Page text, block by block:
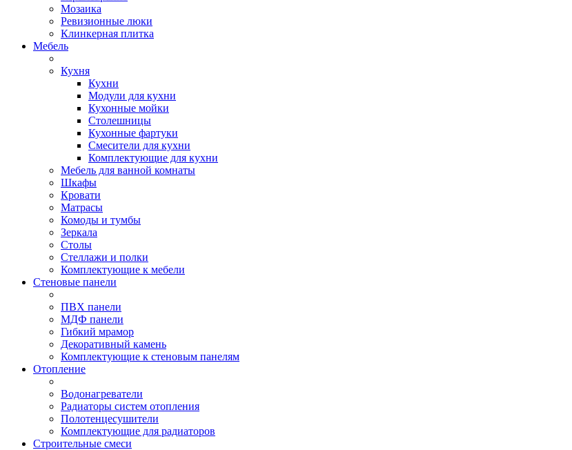
Мозаика
Ревизионные люки
Клинкерная плитка
Мебель
Кухня
Кухни
Модули для кухни
Кухонные мойки
Столешницы
Кухонные фартуки
Смесители для кухни
Комплектующие для кухни
Мебель для ванной комнаты
Шкафы
Кровати
Матрасы
Комоды и тумбы
Зеркала
Столы
Стеллажи и полки
Комплектующие к мебели
Стеновые панели
ПВХ панели
МДФ панели
Гибкий мрамор
Декоративный камень
Комплектующие к стеновым панелям
Отопление
Водонагреватели
Радиаторы систем отопления
Полотенцесушители
Комплектующие для радиаторов
Строительные смеси